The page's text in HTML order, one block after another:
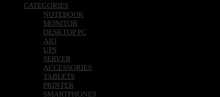
CATEGORIES
NOTEBOOK
MONITOR
DESKTOP PC
AIO
UPS
SERVER
ACCESSORIES
TABLETS
PRINTER
SMARTPHONES